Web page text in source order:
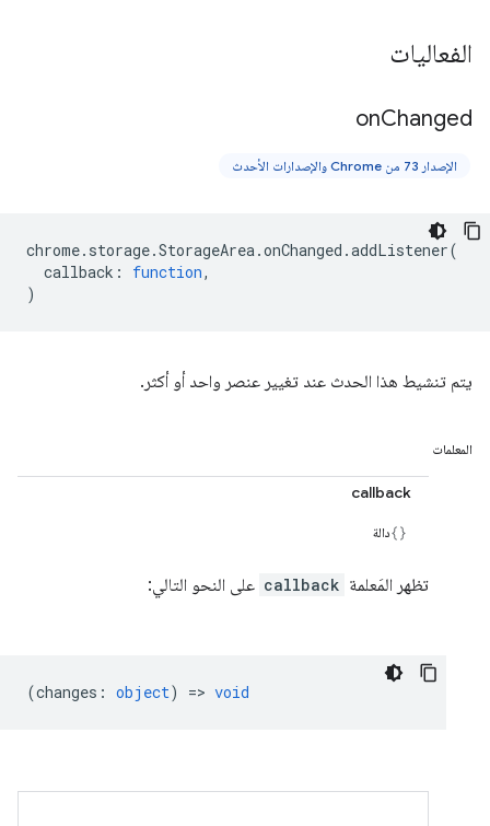
الفعاليات
onChanged
الإصدار 73 من Chrome والإصدارات الأحدث
chrome. storage.StorageArea.onChanged .addListener(
callback : function,
)
يتم تنشيط هذا الحدث عند تغيير عنصر واحد أو أكثر.
المعلمات
callback
دالة
تظهر المَعلمة callback على النحو التالي:
(changes : object) => void